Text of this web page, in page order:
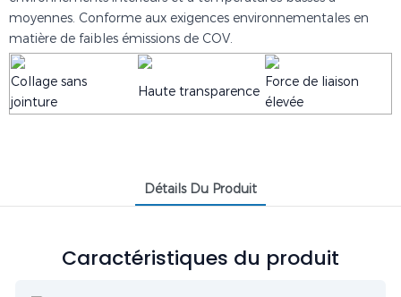
moyennes. Conforme aux exigences environnementales en
matière de faibles émissions de COV.
Collage sans
jointure
Haute transparence
Force de liaison
élevée
Détails Du Produit
Caractéristiques du produit